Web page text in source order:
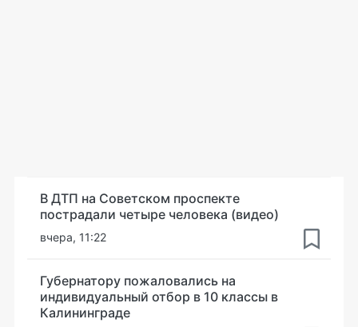
В ДТП на Советском проспекте
пострадали четыре человека (видео)
вчера, 11:22
Губернатору пожаловались на
индивидуальный отбор в 10 классы в
Калининграде